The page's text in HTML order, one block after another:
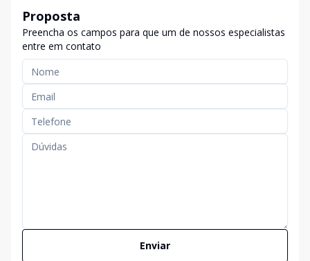
Proposta
Preencha os campos para que um de nossos especialistas
entre em contato
Enviar